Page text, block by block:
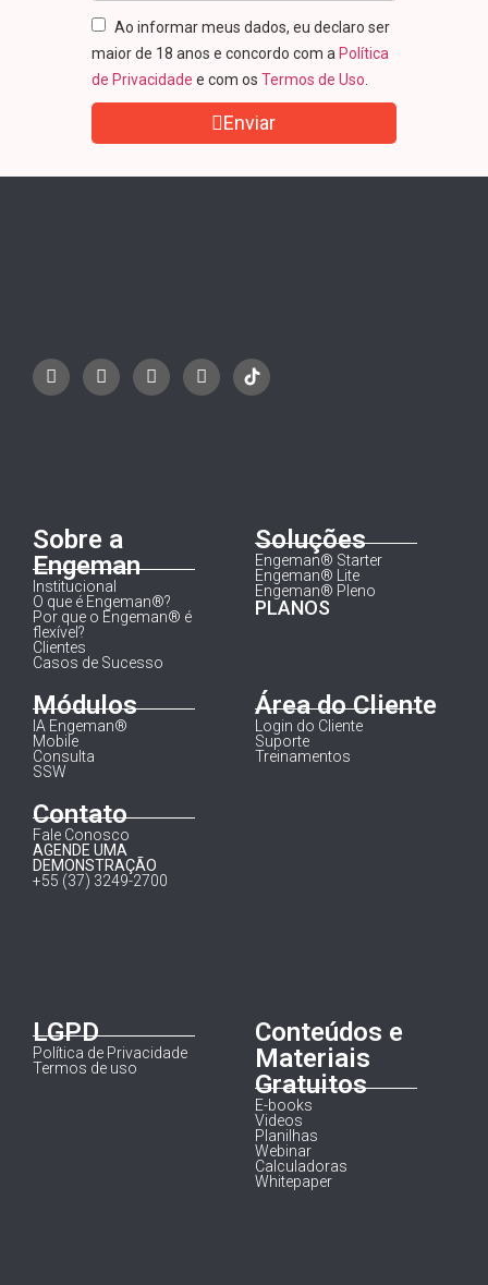
Ao informar meus dados, eu declaro ser
maior de 18 anos e concordo com a Política
de Privacidade e com os Termos de Uso
Enviar
Sobre a
Engeman
Institucional
O que é Engeman®?
Por que o Engeman® é
flexível?
Clientes
Casos de Sucesso
Soluções
Engeman® Starter
Engeman® Lite
Engeman® Pleno
PLANOS
Módulos
IA Engeman®
Mobile
Consulta
SSW
Área do Cliente
Login do Cliente
Suporte
Treinamentos
Contato
Fale Conosco
AGENDE UMA
DEMONSTRAÇÃO
+55 (37) 3249-2700
LGPD
Política de Privacidade
Termos de uso
Conteúdos e
Materiais
Gratuitos
E-books
Videos
Planilhas
Webinar
Calculadoras
Whitepaper